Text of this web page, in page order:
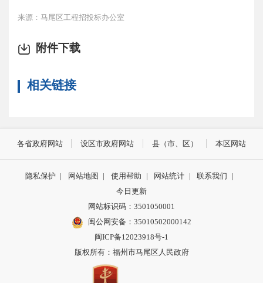
来源：马尾区工程招投标办公室
附件下载
相关链接
各省政府网站 设区市政府网站 县（市、区） 本区网站
隐私保护 | 网站地图 | 使用帮助 | 网站统计 | 联系我们
|
今日更新
网站标识码：3501050001
闽公网安备：35010502000142
闽ICP备12023918号-1
版权所有：福州市马尾区人民政府